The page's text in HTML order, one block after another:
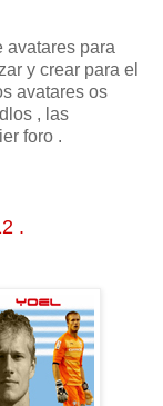
avatares para
y crear para el
avatares os
, las
foro .
.